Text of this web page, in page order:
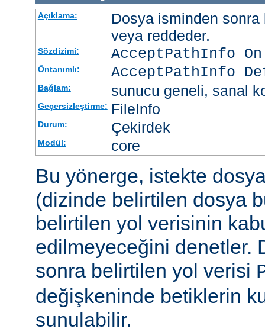
Açıklama:
Dosya isminden
veya reddeder.
Sözdizimi: AcceptPathInfo
Öntanımlı: AcceptPathInfo
Bağlam: sunucu geneli, sanal
Geçersizleştirme: FileInfo
Durum: Çekirdek
Modül: core
Bu yönerge, istekte
(dizinde belirtilen dosya
belirtilen yol verisinin
edilmeyeceğini denetler.
sonra belirtilen yol verisi
değişkeninde betiklerin
sunulabilir.